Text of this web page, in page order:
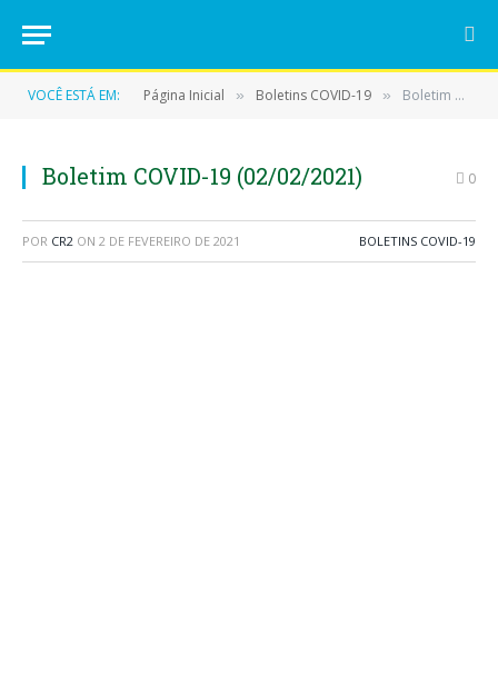
VOCÊ ESTÁ EM: Página Inicial » Boletins COVID-19 » Boletim COVID-19 (02/02/2021)
Boletim COVID-19 (02/02/2021) 0
POR CR2 ON 2 DE FEVEREIRO DE 2021 BOLETINS COVID-19